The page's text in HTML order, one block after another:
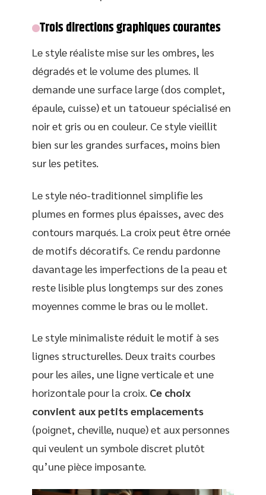
Trois directions graphiques courantes
Le style réaliste mise sur les ombres, les
dégradés et le volume des plumes. Il
demande une surface large (dos complet,
épaule, cuisse) et un tatoueur spécialisé en
noir et gris ou en couleur. Ce style vieillit
bien sur les grandes surfaces, moins bien
sur les petites.
Le style néo-traditionnel simplifie les
plumes en formes plus épaisses, avec des
contours marqués. La croix peut être ornée
de motifs décoratifs. Ce rendu pardonne
davantage les imperfections de la peau et
reste lisible plus longtemps sur des zones
moyennes comme le bras ou le mollet.
Le style minimaliste réduit le motif à ses
lignes structurelles. Deux traits courbes
pour les ailes, une ligne verticale et une
horizontale pour la croix. Ce choix
convient aux petits emplacements
(poignet, cheville, nuque) et aux personnes
qui veulent un symbole discret plutôt
qu’une pièce imposante.